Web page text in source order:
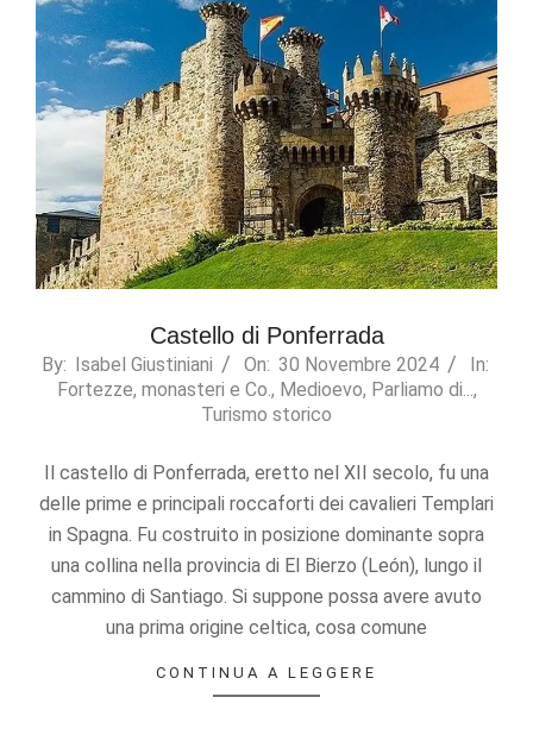
Castello di Ponferrada
2024-
11-
By: Isabel Giustiniani On: 30 Novembre 2024
In:
Fortezze, monasteri e Co. , Medioevo, Parliamo di... ,
Turismo storico
Il castello di Ponferrada, eretto nel XII secolo, fu una
delle prime e principali roccaforti dei cavalieri Templari
in Spagna. Fu costruito in posizione dominante sopra
una collina nella provincia di El Bierzo (León), lungo il
cammino di Santiago. Si suppone possa avere avuto
una prima origine celtica, cosa comune
CONTINUA A LEGGERE